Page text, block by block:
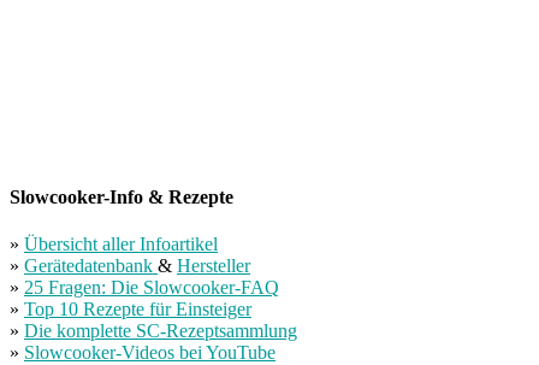
Slowcooker-Info & Rezepte
» Übersicht aller Infoartikel
» Gerätedatenbank & Hersteller
» 25 Fragen: Die Slowcooker-FAQ
» Top 10 Rezepte für Einsteiger
» Die komplette SC-Rezeptsammlung
» Slowcooker-Videos bei YouTube